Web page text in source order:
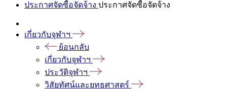
ประกาศจัดซื้อจัดจ้าง ประกาศจัดซื้อจัดจ้าง
เกี่ยวกับจุฬาฯ
ย้อนกลับ
เกี่ยวกับจุฬาฯ
ประวัติจุฬาฯ
วิสัยทัศน์และยุทธศาสตร์